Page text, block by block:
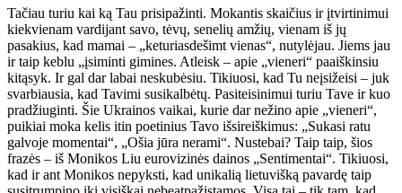
Tačiau turiu kai ką Tau prisipažinti. Mokantis skaičius ir įtvirtinimui
kiekvienam vardijant savo, tėvų, senelių amžių, vienam iš jų
pasakius, kad mamai – „keturiasdešimt vienas“, nutylėjau. Jiems jau
ir taip keblu „įsiminti gimines. Atleisk – apie „vieneri“ paaiškinsiu
kitąsyk. Ir gal dar labai neskubėsiu. Tikiuosi, kad Tu neįsižeisi – juk
svarbiausia, kad Tavimi susikalbėtų. Pasiteisinimui turiu Tave ir kuo
pradžiuginti. Šie Ukrainos vaikai, kurie dar nežino apie „vieneri“,
puikiai moka kelis itin poetinius Tavo išsireiškimus: „Sukasi ratu
galvoje momentai“, „Ošia jūra nerami“. Nustebai? Taip taip, šios
frazės – iš Monikos Liu eurovizinės dainos „Sentimentai“. Tikiuosi,
kad ir ant Monikos nepyksti, kad unikalią lietuvišką pavardę taip